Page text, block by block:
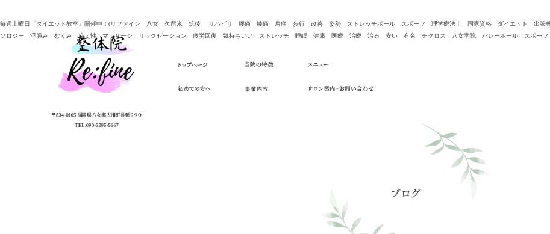
毎週土曜日「ダイエット教室」開催中！(リファイン 八女 久留米 筑後 リハビリ 腰痛 膝痛 肩痛 歩行 改善 姿勢 ストレッチポール スポーツ 理学療法士 国家資格 ダイエット 出
ソロジー 浮腫み むくみ 冷え性 マッサージ リラクゼーション 疲労回復 気持ちいい ストレッチ 睡眠 健康 医療 治療 治る 安い 有名 チクロス 八女学院 バレーボール スポーツト